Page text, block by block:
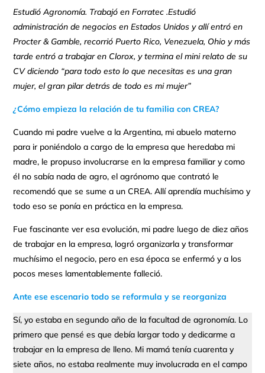
Estudió Agronomía. Trabajó en Forratec .Estudió
administración de negocios en Estados Unidos y allí entró en
Procter & Gamble, recorrió Puerto Rico, Venezuela, Ohio y más
tarde entró a trabajar en Clorox, y termina el mini relato de su
CV diciendo “para todo esto lo que necesitas es una gran
mujer, el gran pilar detrás de todo es mi mujer”
¿Cómo empieza la relación de tu familia con CREA?
Cuando mi padre vuelve a la Argentina, mi abuelo materno
para ir poniéndolo a cargo de la empresa que heredaba mi
madre, le propuso involucrarse en la empresa familiar y como
él no sabía nada de agro, el agrónomo que contrató le
recomendó que se sume a un CREA. Allí aprendía muchísimo y
todo eso se ponía en práctica en la empresa.
Fue fascinante ver esa evolución, mi padre luego de diez años
de trabajar en la empresa, logró organizarla y transformar
muchísimo el negocio, pero en esa época se enfermó y a los
pocos meses lamentablemente falleció.
Ante ese escenario todo se reformula y se reorganiza
Sí, yo estaba en segundo año de la facultad de agronomía. Lo
primero que pensé es que debía largar todo y dedicarme a
trabajar en la empresa de lleno. Mi mamá tenía cuarenta y
siete años, no estaba realmente muy involucrada en el campo